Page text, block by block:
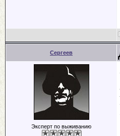
Сергеев
Эксперт по выживанию